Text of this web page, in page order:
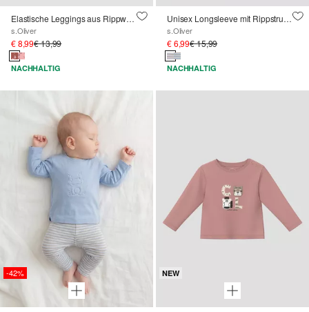
Elastische Leggings aus Rippware mit Flared Leg
s.Oliver
€ 8,99€ 13,99
NACHHALTIG
Unisex Longsleeve mit Rippstruktur
s.Oliver
€ 6,99€ 15,99
NACHHALTIG
-42% NEW